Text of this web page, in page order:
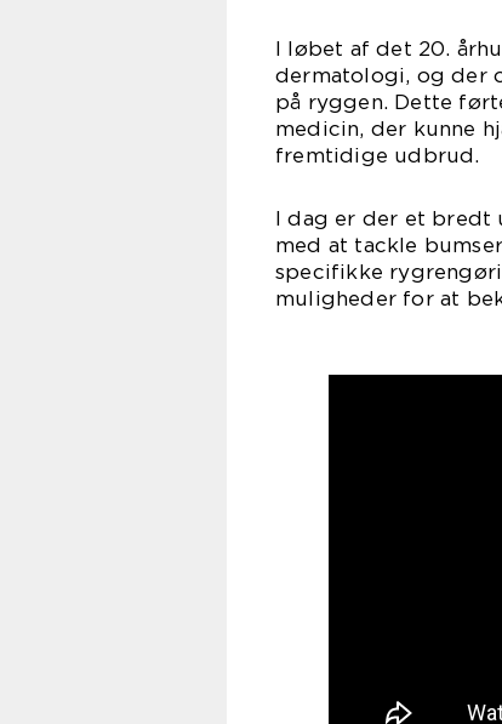
I løbet af det 20.
dermatologi, og der
på ryggen. Dette
medicin, der kunne
fremtidige udbrud.
I dag er der et bredt
med at tackle
specifikke
muligheder for at